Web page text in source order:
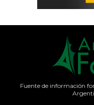
Fuente de información